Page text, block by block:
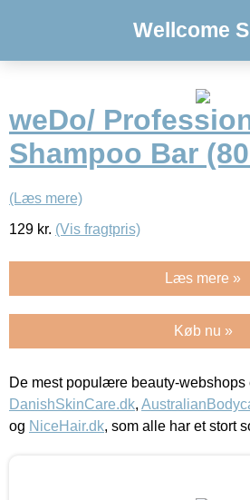
Wellcome
weDo/
Shampoo Bar
(Læs mere)
129 kr. (Vis fragtpris)
Læs mere »
Køb nu »
De mest populære beauty-webshops
DanishSkinCare.dk,
og NiceHair.dk, som alle har et stort